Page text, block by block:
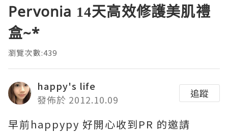
Pervonia 14天高效修護美肌禮
盒~*
瀏覽次數:439
happy's life
發佈於 2012.10.09
追蹤
早前happypy 好開心收到PR 的邀請